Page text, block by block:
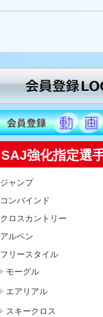
SAJ強化指定選
ジャンプ
コンバインド
クロスカントリー
アルペン
フリースタイル
モーグル
エアリアル
スキークロス